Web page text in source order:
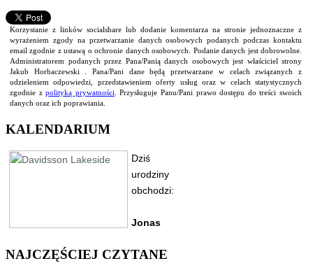
Korzystanie z linków socialshare lub dodanie komentarza na stronie jednoznaczne z
wyrażeniem zgody na przetwarzanie danych osobowych podanych podczas kontaktu
email zgodnie z ustawą o ochronie danych osobowych. Podanie danych jest dobrowolne.
Administratorem podanych przez Pana/Panią danych osobowych jest właściciel strony
Jakub Horbaczewski . Pana/Pani dane będą przetwarzane w celach związanych z
udzieleniem odpowiedzi, przedstawieniem oferty usług oraz w celach statystycznych
zgodnie zpolityką prywatności . Przysługuje Panu/Pani prawo dostępu do treści swoich
danych oraz ich poprawiania.
KALENDARIUM
NAJCZĘŚCIEJ CZYTANE